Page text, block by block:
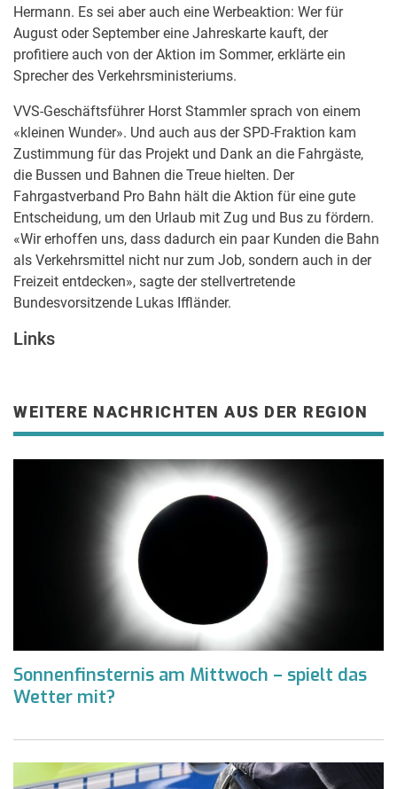
Hermann. Es sei aber auch eine Werbeaktion: Wer für
August oder September eine Jahreskarte kauft, der
profitiere auch von der Aktion im Sommer, erklärte ein
Sprecher des Verkehrsministeriums.
VVS-Geschäftsführer Horst Stammler sprach von einem
«kleinen Wunder». Und auch aus der SPD-Fraktion kam
Zustimmung für das Projekt und Dank an die Fahrgäste,
die Bussen und Bahnen die Treue hielten. Der
Fahrgastverband Pro Bahn hält die Aktion für eine gute
Entscheidung, um den Urlaub mit Zug und Bus zu fördern.
«Wir erhoffen uns, dass dadurch ein paar Kunden die Bahn
als Verkehrsmittel nicht nur zum Job, sondern auch in der
Freizeit entdecken», sagte der stellvertretende
Bundesvorsitzende Lukas Iffländer.
Links
WEITERE NACHRICHTEN AUS DER REGION
Sonnenfinsternis am Mittwoch – spielt das
Wetter mit?